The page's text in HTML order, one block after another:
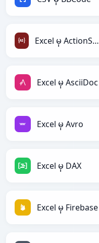
Excel မှ ActionScript
Excel မှ AsciiDoc
Excel မှ Avro
Excel မှ DAX
Excel မှ Firebase